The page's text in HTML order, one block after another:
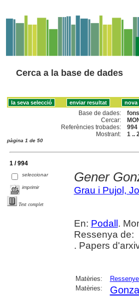
Cerca a la base de dades
Base de dades:
fons
Cercar:
Referències trobades:
994
Mostrant:
1 ..
pàgina 1 de 50
1 / 994
seleccionar
imprimir
Text complet
Gener
Grau i Pujol,
En: Podall .
Ressenya de:
. Papers
Matèries:
Matèries: